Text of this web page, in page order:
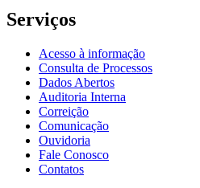
Serviços
Acesso à informação
Consulta de Processos
Dados Abertos
Auditoria Interna
Correição
Comunicação
Ouvidoria
Fale Conosco
Contatos